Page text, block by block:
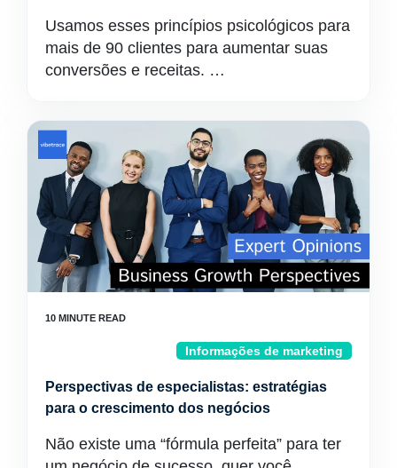
Usamos esses princípios psicológicos para
mais de 90 clientes para aumentar suas
conversões e receitas. …
Informações de marketing
Perspectivas de especialistas: estratégias
para o crescimento dos negócios
Não existe uma “fórmula perfeita” para ter